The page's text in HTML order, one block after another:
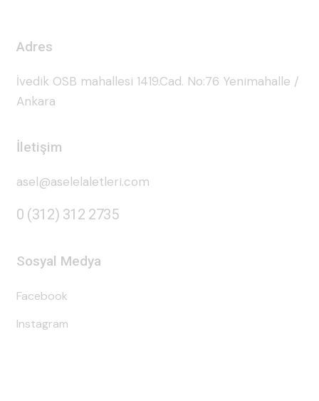
Adres
İvedik OSB mahallesi 1419.Cad. No:76 Yenimahalle /
Ankara
İletişim
asel@aselelaletleri.com
0 (312) 312 2735
Sosyal Medya
Facebook
Instagram